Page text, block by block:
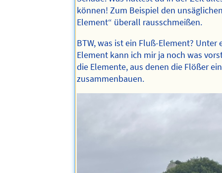
können! Zum Beispiel den
Element“ überall rausschmeißen.
BTW, was ist ein Fluß-Element? Unter
Element kann ich mir ja noch was
die Elemente, aus denen die Flößer
zusammenbauen.